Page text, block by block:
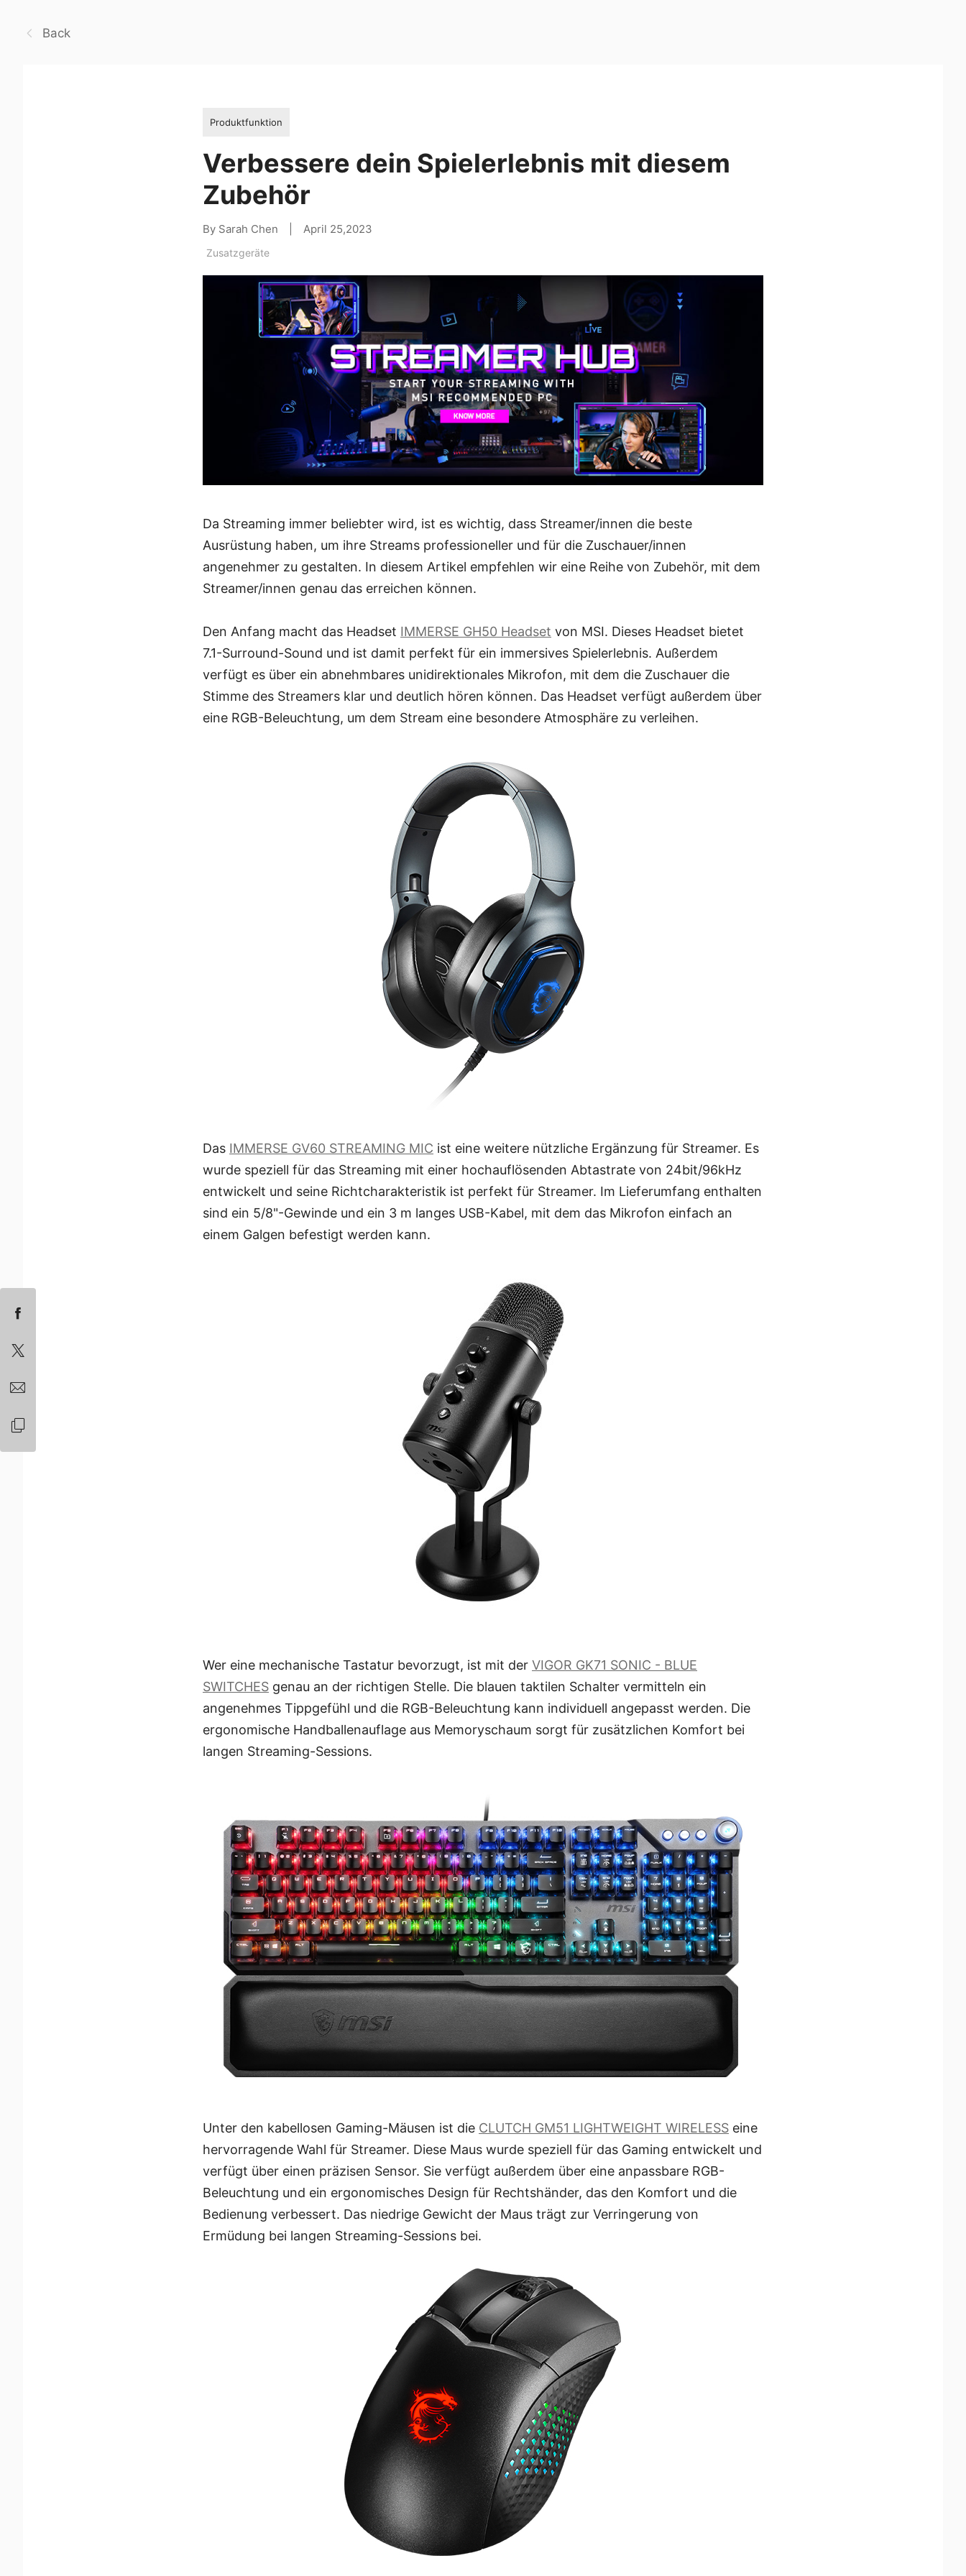
Back
Produktfunktion
Verbessere dein Spielerlebnis mit diesem
Zubehör
By Sarah Chen April 25,2023
Zusatzgeräte
Da Streaming immer beliebter wird, ist es wichtig, dass Streamer/innen die beste
Ausrüstung haben, um ihre Streams professioneller und für die Zuschauer/innen
angenehmer zu gestalten. In diesem Artikel empfehlen wir eine Reihe von Zubehör, mit dem
Streamer/innen genau das erreichen können.
Den Anfang macht das Headset IMMERSE GH50 Headset von MSI. Dieses Headset bietet
7.1-Surround-Sound und ist damit perfekt für ein immersives Spielerlebnis. Außerdem
verfügt es über ein abnehmbares unidirektionales Mikrofon, mit dem die Zuschauer die
Stimme des Streamers klar und deutlich hören können. Das Headset verfügt außerdem über
eine RGB-Beleuchtung, um dem Stream eine besondere Atmosphäre zu verleihen.
Das IMMERSE GV60 STREAMING MIC ist eine weitere nützliche Ergänzung für Streamer. Es
wurde speziell für das Streaming mit einer hochauflösenden Abtastrate von 24bit/96kHz
entwickelt und seine Richtcharakteristik ist perfekt für Streamer. Im Lieferumfang enthalten
sind ein 5/8"-Gewinde und ein 3 m langes USB-Kabel, mit dem das Mikrofon einfach an
einem Galgen befestigt werden kann.
Wer eine mechanische Tastatur bevorzugt, ist mit der VIGOR GK71 SONIC - BLUE
SWITCHES genau an der richtigen Stelle. Die blauen taktilen Schalter vermitteln ein
angenehmes Tippgefühl und die RGB-Beleuchtung kann individuell angepasst werden. Die
ergonomische Handballenauflage aus Memoryschaum sorgt für zusätzlichen Komfort bei
langen Streaming-Sessions.
Unter den kabellosen Gaming-Mäusen ist die CLUTCH GM51 LIGHTWEIGHT WIRELESS eine
hervorragende Wahl für Streamer. Diese Maus wurde speziell für das Gaming entwickelt und
verfügt über einen präzisen Sensor. Sie verfügt außerdem über eine anpassbare RGB-
Beleuchtung und ein ergonomisches Design für Rechtshänder, das den Komfort und die
Bedienung verbessert. Das niedrige Gewicht der Maus trägt zur Verringerung von
Ermüdung bei langen Streaming-Sessions bei.